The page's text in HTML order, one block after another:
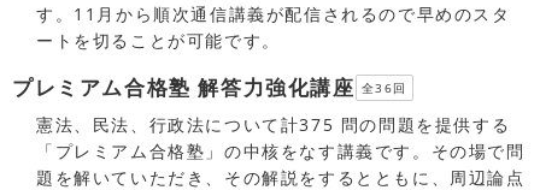
す。11月から順次通信講義が配信されるので早めのスタ
ートを切ることが可能です。
プレミアム合格塾 解答力強化講座 全36回
憲法、民法、行政法について計375 問の問題を提供する
「プレミアム合格塾」の中核をなす講義です。その場で問
題を解いていただき、その解説をするとともに、周辺論点